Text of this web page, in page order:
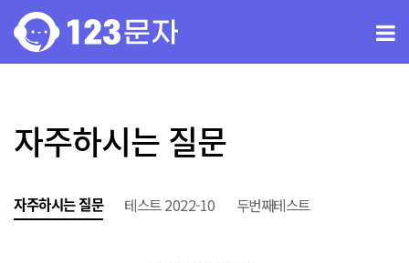
자주하시는 질문
자주하시는 질문 테스트 2022-10 두번째테스트